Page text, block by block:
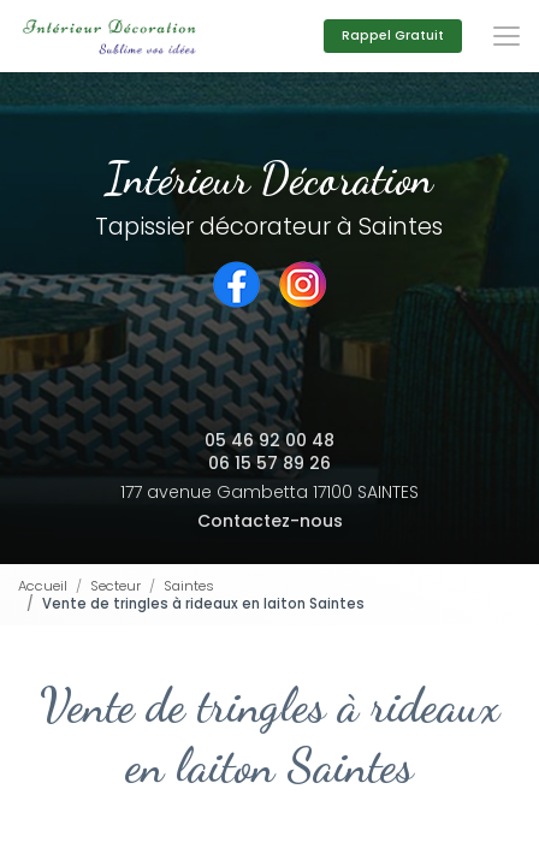
principal
Rappel Gratuit
Intérieur Décoration
Tapissier décorateur à Saintes
05 46 92 00 48
06 15 57 89 26
177 avenue Gambetta 17100 SAINTES
Contactez-nous
Accueil Secteur
Saintes
Vente de tringles à rideaux en laiton Saintes
Vente de tringles à rideaux
en laiton Saintes